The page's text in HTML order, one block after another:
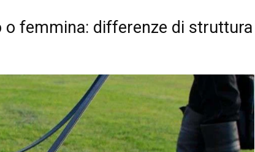
o femmina: differenze di struttura